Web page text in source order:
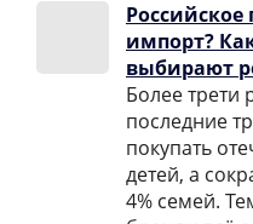
импорт?
выбирают
Более трети
последние
покупать
детей, а
4% семей.